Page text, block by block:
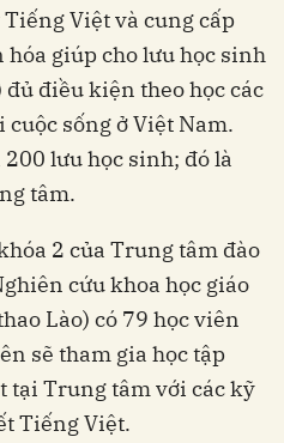
Việt và cung cấp
giúp cho lưu học sinh
đủ điều kiện theo học các
cuộc sống ở Việt Nam.
lưu học sinh; đó là
tâm.
2 của Trung tâm đào
cứu khoa học giáo
Lào) có 79 học viên
sẽ tham gia học tập
Trung tâm với các kỹ
Tiếng Việt.